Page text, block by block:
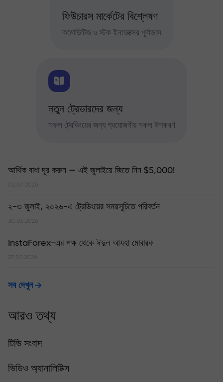
ফিউচারস মার্কেটের বিশ্লেষণ
কমোডিটিজ ও স্টক ইনডেক্সের পূর্বাভাস
নতুন ট্রেডারদের জন্য
সফল ট্রেডিংয়ের জন্য প্রয়োজনীয় সকল উপকরণ
আর্থিক বাধা দূর করুন — এই জুলাইয়ে জিতে নিন $5,000!
02.07.2026
২-৩ জুলাই, ২০২৬-এ ট্রেডিংয়ের সময়সূচিতে পরিবর্তন
30.06.2026
InstaForex-এর পক্ষ থেকে ঈদুল আযহা মোবারক
27.05.2026
সব দেখুন
আরও তথ্য
টিভি সংবাদ
ভিডিও অ্যানালিটিক্স